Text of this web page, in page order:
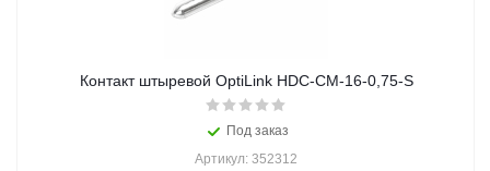
Контакт штыревой OptiLink HDC-CM-16-0,75-S
Под заказ
Артикул: 352312